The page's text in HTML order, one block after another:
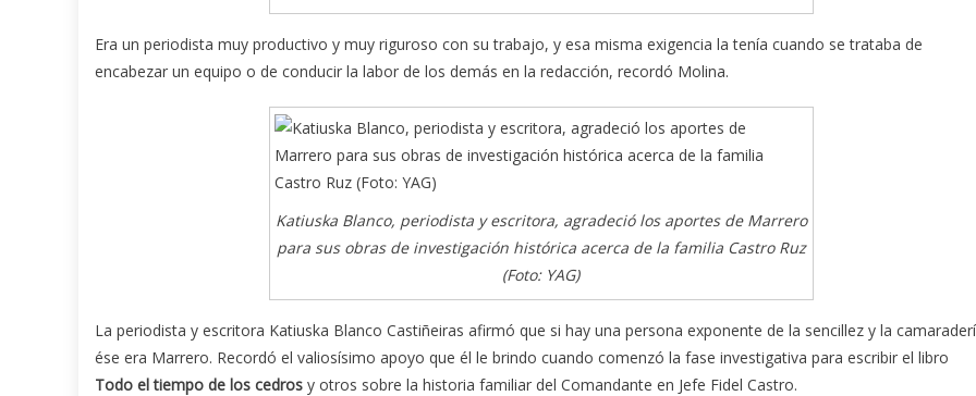
Era un periodista muy productivo y muy riguroso con su trabajo, y esa misma exigencia la tenía cuando se trataba de
encabezar un equipo o de conducir la labor de los demás en la redacción, recordó Molina.
Katiuska Blanco, periodista y escritora, agradeció los aportes de Marrero
para sus obras de investigación histórica acerca de la familia Castro Ruz
(Foto: YAG)
La periodista y escritora Katiuska Blanco Castiñeiras afirmó que si hay una persona exponente de la sencillez y la
ése era Marrero. Recordó el valiosísimo apoyo que él le brindo cuando comenzó la fase investigativa para escribir el libro
Todo el tiempo de los cedros y otros sobre la historia familiar del Comandante en Jefe Fidel Castro.